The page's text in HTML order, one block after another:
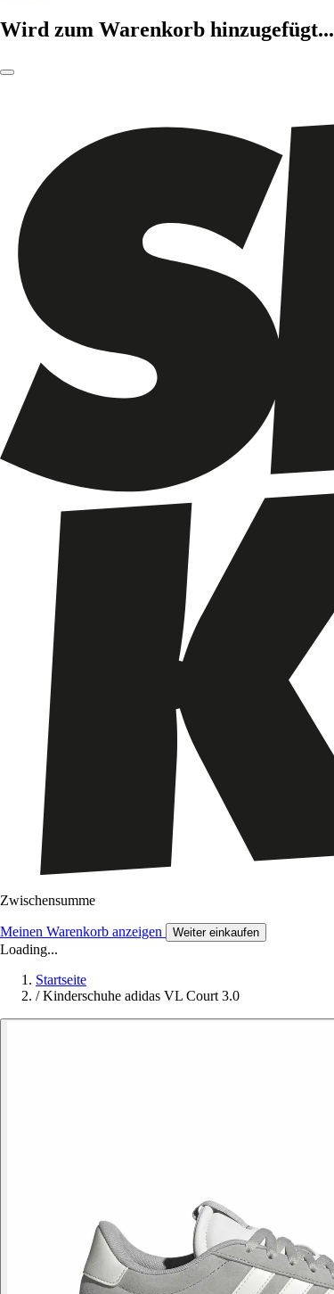
Wird zum Warenkorb hinzugefügt...
Zwischensumme
Meinen Warenkorb anzeigen Weiter einkaufen
Loading...
Startseite
/ Kinderschuhe adidas VL Court 3.0